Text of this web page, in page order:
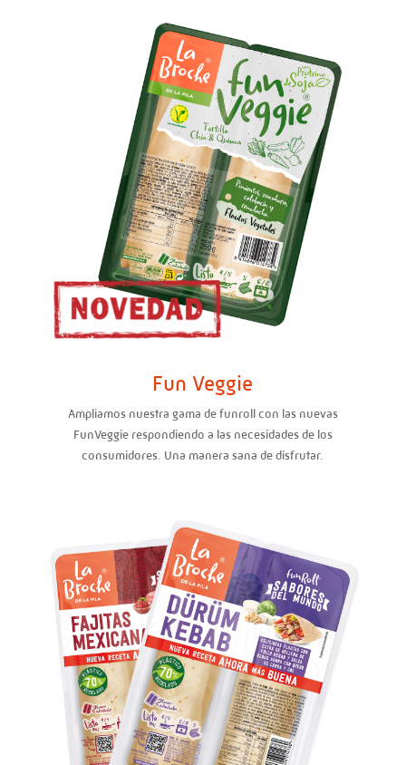
Fun Veggie
Ampliamos nuestra gama de funroll con las nuevas
FunVeggie respondiendo a las necesidades de los
consumidores. Una manera sana de disfrutar.